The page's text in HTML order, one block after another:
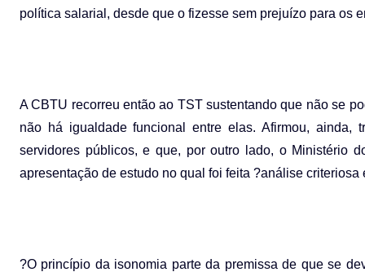
política salarial, desde que o fizesse sem prejuízo para os
A CBTU recorreu então ao TST sustentando que não se
não há igualdade funcional entre elas. Afirmou, ainda,
servidores públicos, e que, por outro lado, o Ministério
apresentação de estudo no qual foi feita ?análise criteriosa
?O princípio da isonomia parte da premissa de que se